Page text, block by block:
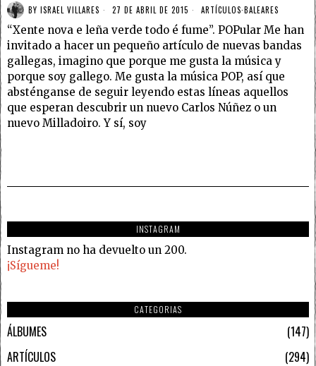
BY ISRAEL VILLARES 27 DE ABRIL DE 2015 ARTÍCULOS·BALEARES
“Xente nova e leña verde todo é fume”. POPular Me han
invitado a hacer un pequeño artículo de nuevas bandas
gallegas, imagino que porque me gusta la música y
porque soy gallego. Me gusta la música POP, así que
absténganse de seguir leyendo estas líneas aquellos
que esperan descubrir un nuevo Carlos Núñez o un
nuevo Milladoiro. Y sí, soy
INSTAGRAM
Instagram no ha devuelto un 200.
¡Sígueme!
CATEGORIAS
ÁLBUMES
147
ARTÍCULOS
294